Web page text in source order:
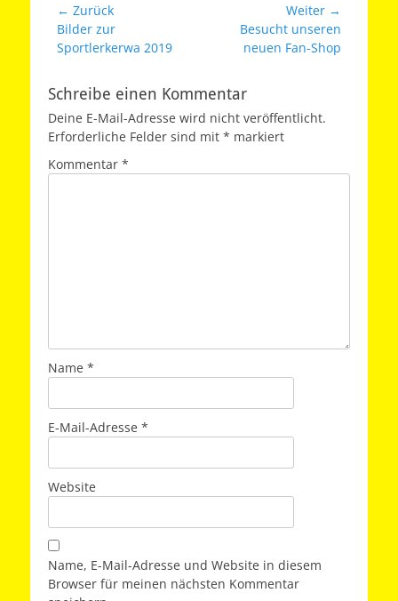
Beitragsnavigation
← Zurück
Vorheriger
Beitrag:
Bilder zur
Sportlerkerwa 2019
Weiter →
NächsterBesucht unseren
neuen Fan-Shop
Schreibe einen Kommentar
Deine E-Mail-Adresse wird nicht veröffentlicht.
Erforderliche Felder sind mit * markiert
Kommentar *
Name *
E-Mail-Adresse *
Website
Name, E-Mail-Adresse und Website in diesem
Browser für meinen nächsten Kommentar